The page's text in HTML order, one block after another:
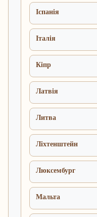
Іспанія
Італія
Кіпр
Латвія
Литва
Ліхтенштейн
Люксембург
Мальта